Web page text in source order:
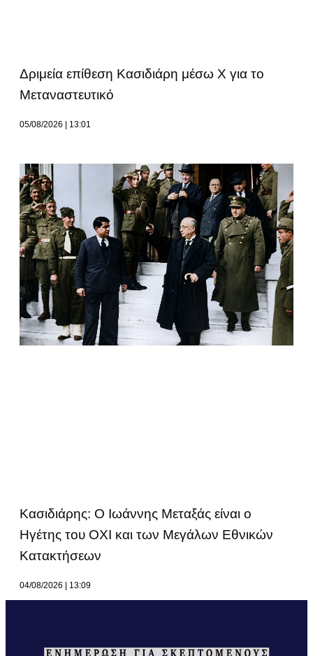
Δριμεία επίθεση Κασιδιάρη μέσω Χ για το
Μεταναστευτικό
05/08/2026 13:01
Κασιδιάρης: Ο Ιωάννης Μεταξάς είναι ο
Ηγέτης του ΟΧΙ και των Μεγάλων Εθνικών
Κατακτήσεων
04/08/2026 13:09